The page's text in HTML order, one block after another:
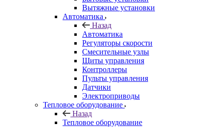
Вытяжные установки
Автоматика
Назад
Автоматика
Регуляторы скорости
Смесительные узлы
Щиты управления
Контроллеры
Пульты управления
Датчики
Электроприводы
Тепловое оборудование
Назад
Тепловое оборудование